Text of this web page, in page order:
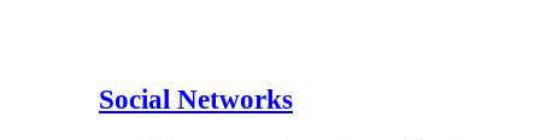
Social Networks